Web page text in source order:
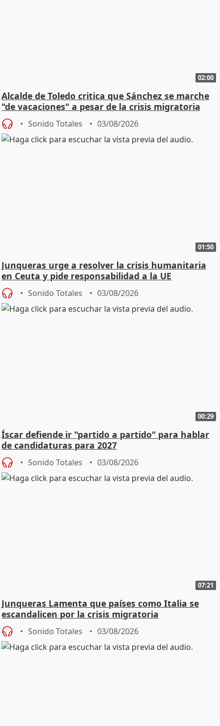
02:00
Alcalde de Toledo critica que Sánchez se marche
"de vacaciones" a pesar de la crisis migratoria
Sonido Totales 03/08/2026
01:50
Junqueras urge a resolver la crisis humanitaria
en Ceuta y pide responsabilidad a la UE
Sonido Totales 03/08/2026
00:29
Íscar defiende ir "partido a partido" para hablar
de candidaturas para 2027
Sonido Totales 03/08/2026
07:21
Junqueras Lamenta que países como Italia se
escandalicen por la crisis migratoria
Sonido Totales 03/08/2026